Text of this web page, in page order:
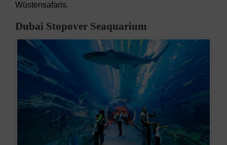
Wüstensafaris.
Dubai Stopover Seaquarium